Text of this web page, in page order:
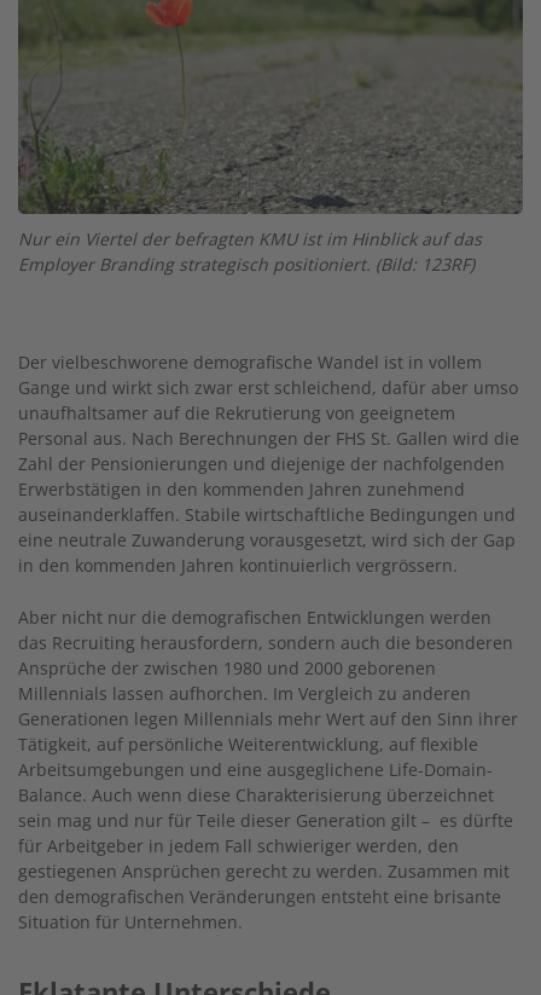
Nur ein Viertel der befragten KMU ist im Hinblick auf das
Employer Branding strategisch positioniert. (Bild: 123RF)
Der vielbeschworene demografische Wandel ist in vollem
Gange und wirkt sich zwar erst schleichend, dafür aber umso
unaufhaltsamer auf die Rekrutierung von geeignetem
Personal aus. Nach Berechnungen der FHS St. Gallen wird die
Zahl der Pensionierungen und diejenige der nachfolgenden
Erwerbstätigen in den kommenden Jahren zunehmend
auseinanderklaffen. Stabile wirtschaftliche Bedingungen und
eine neutrale Zuwanderung vorausgesetzt, wird sich der Gap
in den kommenden Jahren kontinuierlich vergrössern.
Aber nicht nur die demografischen Entwicklungen werden
das Recruiting herausfordern, sondern auch die besonderen
Ansprüche der zwischen 1980 und 2000 geborenen
Millennials lassen aufhorchen. Im Vergleich zu anderen
Generationen legen Millennials mehr Wert auf den Sinn ihrer
Tätigkeit, auf persönliche Weiterentwicklung, auf flexible
Arbeitsumgebungen und eine ausgeglichene Life-Domain-
Balance. Auch wenn diese Charakterisierung überzeichnet
sein mag und nur für Teile dieser Generation gilt – es dürfte
für Arbeitgeber in jedem Fall schwieriger werden, den
gestiegenen Ansprüchen gerecht zu werden. Zusammen mit
den demografischen Veränderungen entsteht eine brisante
Situation für Unternehmen.